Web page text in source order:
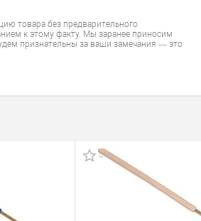
товара без предварительного
к этому факту. Мы заранее приносим
признательны за ваши замечания — это
0.0